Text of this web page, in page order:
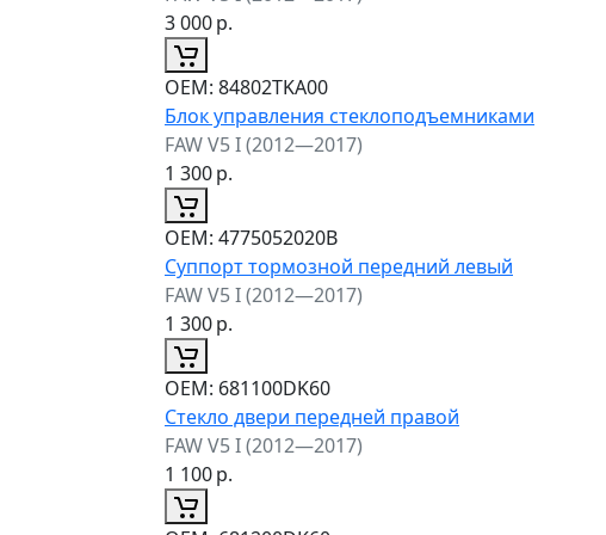
3 000р.
ОЕМ: 84802TKA00
Блок управления стеклоподъемниками
FAW V5 I (2012—2017)
1 300р.
ОЕМ: 4775052020B
Суппорт тормозной передний левый
FAW V5 I (2012—2017)
1 300р.
ОЕМ: 681100DK60
Стекло двери передней правой
FAW V5 I (2012—2017)
1 100р.